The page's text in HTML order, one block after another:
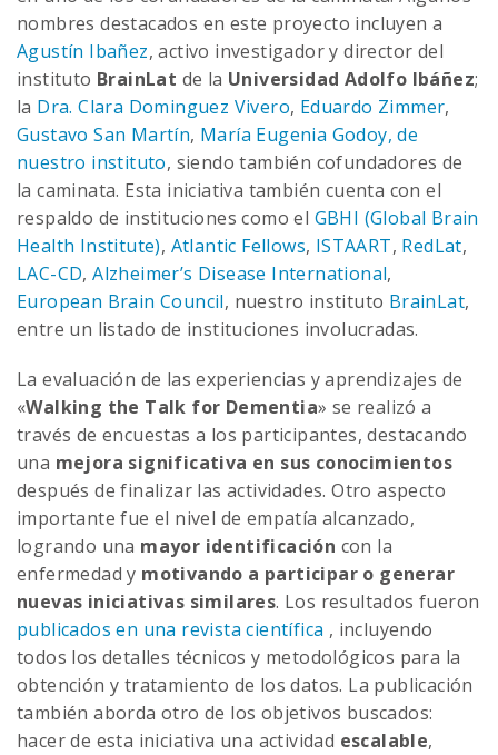
nombres destacados en este proyecto incluyen a
Agustín Ibañez, activo investigador y director del
instituto BrainLat de la Universidad Adolfo Ibáñez;
la Dra. Clara Dominguez Vivero, Eduardo Zimmer,
Gustavo San Martín, María Eugenia Godoy, de
nuestro instituto, siendo también cofundadores de
la caminata. Esta iniciativa también cuenta con el
respaldo de instituciones como el GBHI (Global Brain
Health Institute), Atlantic Fellows, ISTAART, RedLat,
LAC-CD,Alzheimer’s Disease International,
European Brain Council, nuestro instituto BrainLat,
entre un listado de instituciones involucradas.
La evaluación de las experiencias y aprendizajes de
«Walking the Talk for Dementia» se realizó a
través de encuestas a los participantes, destacando
una mejora significativa en sus conocimientos
después de finalizar las actividades. Otro aspecto
importante fue el nivel de empatía alcanzado,
logrando una mayor identificación con la
enfermedad y motivando a participar o generar
nuevas iniciativas similares. Los resultados fueron
publicados en una revista científica , incluyendo
todos los detalles técnicos y metodológicos para la
obtención y tratamiento de los datos. La publicación
también aborda otro de los objetivos buscados:
hacer de esta iniciativa una actividad escalable,